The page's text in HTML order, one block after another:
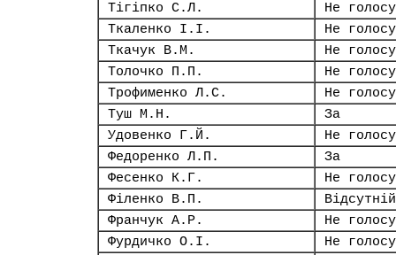
Тігіпко С.Л.
Не
Ткаленко І.І.
Не
Ткачук В.М.
Не
Толочко П.П.
Не
Трофименко Л.С.
Не
Туш М.Н.
За
Удовенко Г.Й.
Не
Федоренко Л.П.
За
Фесенко К.Г.
Не
Філенко В.П.
Відсутній
Франчук А.Р.
Не
Фурдичко О.І.
Не